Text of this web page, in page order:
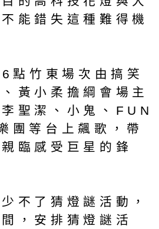
能錯失這種難得機
點竹東場次由搞笑
黃小柔擔綱會場主
聖潔、小鬼、FUN
團等台上飆歌，帶
臨感受巨星的鋒
不了猜燈謎活動，
，安排猜燈謎活